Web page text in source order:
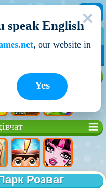
Розваг
speak English
, our website in
Yes